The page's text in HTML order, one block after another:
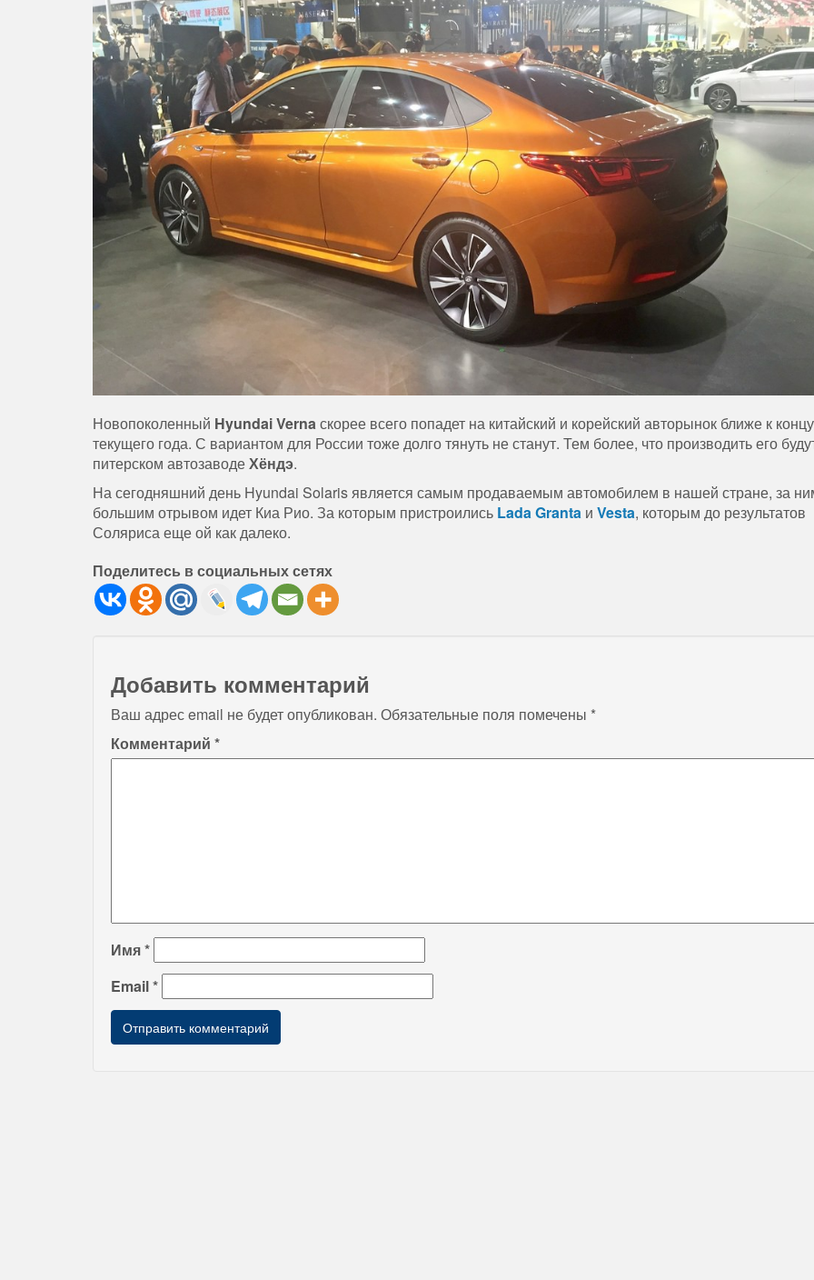
Новопоколенный Hyundai Vernaскорее всего попадет на китайский и корейский авторынок ближе к концу
текущего года. С вариантом для России тоже долго тянуть не станут. Тем более, что производить его
питерском автозаводеХёндэ.
На сегодняшний день Hyundai Solaris является самым продаваемым автомобилем в нашей стране, за
большим отрывом идет Киа Рио. За которым пристроились Lada Granta и Vesta, которым до результатов
Соляриса еще ой как далеко.
Поделитесь в социальных сетях
Добавить комментарий
Ваш адрес email не будет опубликован. Обязательные поля помечены *
Комментарий *
Имя*
Email*